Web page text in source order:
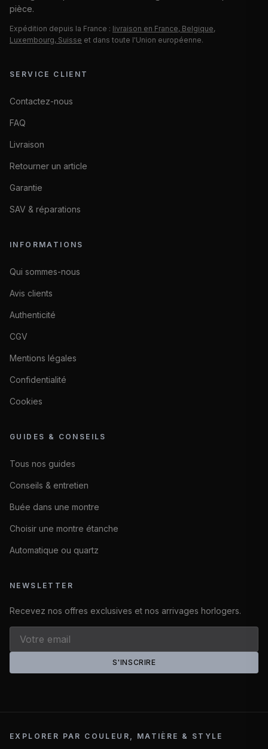
pièce.
Expédition depuis la France : livraison en France, Belgique,
Luxembourg, Suisse et dans toute l'Union européenne.
SERVICE CLIENT
Contactez-nous
FAQ
Livraison
Retourner un article
Garantie
SAV & réparations
INFORMATIONS
Qui sommes-nous
Avis clients
Authenticité
CGV
Mentions légales
Confidentialité
Cookies
GUIDES & CONSEILS
Tous nos guides
Conseils & entretien
Buée dans une montre
Choisir une montre étanche
Automatique ou quartz
NEWSLETTER
Recevez nos offres exclusives et nos arrivages horlogers.
S'INSCRIRE
EXPLORER PAR COULEUR, MATIÈRE & STYLE